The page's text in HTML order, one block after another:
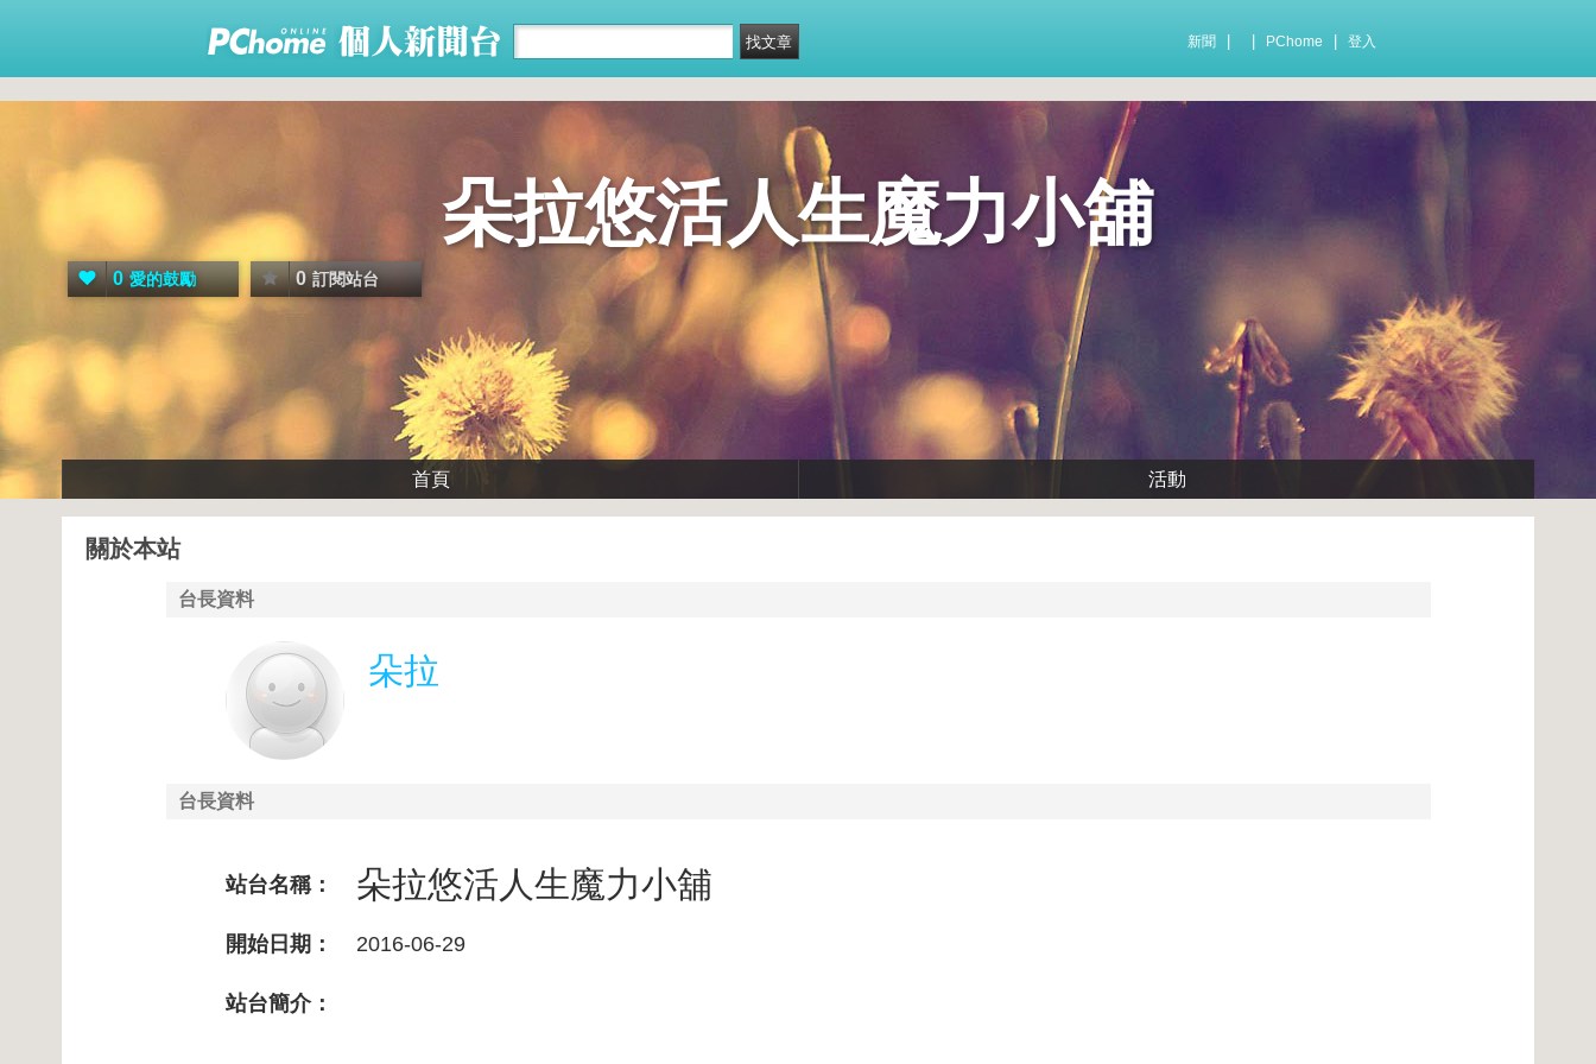
新聞 PChome 登入
朵拉悠活人生魔力小舖
0 愛的鼓勵 0 訂閱站台
首頁 活動
關於本站
台長資料
朵拉
台長資料
站台名稱： 朵拉悠活人生魔力小舖
開始日期： 2016-06-29
站台簡介：